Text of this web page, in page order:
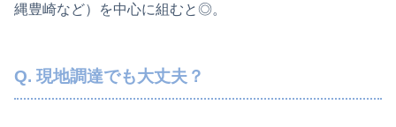
縄豊崎など）を中心に組むと◎。
Q. 現地調達でも大丈夫？